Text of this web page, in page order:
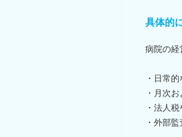
具体的
病院の経
・日常
・月次
・法人
・外部